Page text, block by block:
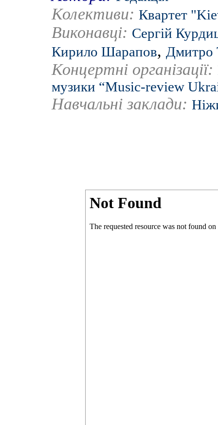
Колективи: Квартет
Виконавці: Сергій
Кирило Шарапов, Дмитро
Концертні організації:
музики “Music-review
Навчальні заклади: